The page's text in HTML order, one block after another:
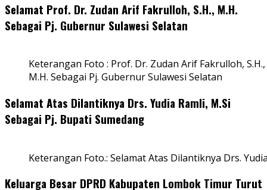
Selamat Prof. Dr. Zudan Arif Fakrulloh, S.H., M.H.
Sebagai Pj. Gubernur Sulawesi Selatan
Keterangan Foto : Prof. Dr. Zudan Arif Fakrulloh, S.H.,
M.H. Sebagai Pj. Gubernur Sulawesi Selatan
Selamat Atas Dilantiknya Drs. Yudia Ramli, M.Si
Sebagai Pj. Bupati Sumedang
Keterangan Foto.: Selamat Atas Dilantiknya Drs.
Keluarga Besar DPRD Kabupaten Lombok Timur Turut